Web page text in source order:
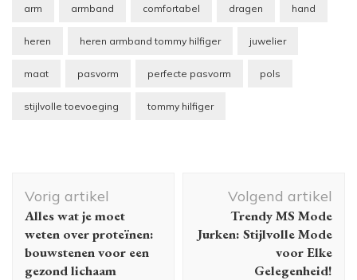
arm armband comfortabel dragen hand
heren heren armband tommy hilfiger juwelier
maat pasvorm perfecte pasvorm pols
stijlvolle toevoeging tommy hilfiger
Vorig artikel
Alles wat je moet
weten over proteïnen:
bouwstenen voor een
gezond lichaam
Volgend artikel
Trendy MS Mode
Jurken: Stijlvolle Mode
voor Elke
Gelegenheid!